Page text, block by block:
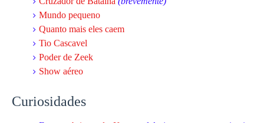
Mundo pequeno
Quanto mais eles caem
Tio Cascavel
Poder de Zeek
Show aéreo
Curiosidades